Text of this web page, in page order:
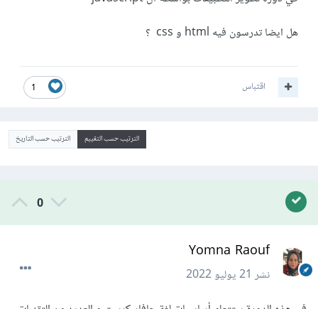
هل ايضا تدرسون فيه html و css ؟
1 اقتباس
الترتيب حسب التقييم الترتيب حسب التاريخ
0
Yomna Raouf
نشر21 يوليو 2022